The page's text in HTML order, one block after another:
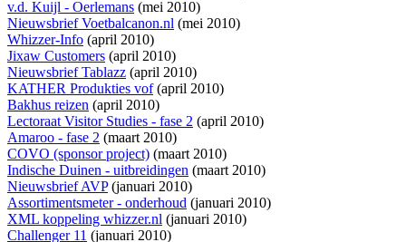
v.d. Kuijl - Oerlemans (mei 2010)
Nieuwsbrief Voetbalcanon.nl (mei 2010)
Whizzer-Info (april 2010)
Jixaw Customers (april 2010)
Nieuwsbrief Tablazz (april 2010)
KATHER Produkties vof(april 2010)
Bakhus reizen (april 2010)
Lectoraat Visitor Studies - fase 2 (april 2010)
Amaroo - fase 2 (maart 2010)
COVO (sponsor project) (maart 2010)
Indische Duinen - uitbreidingen (maart 2010)
Nieuwsbrief AVP(januari 2010)
Assortimentsmeter - onderhoud (januari 2010)
XML koppeling whizzer.nl (januari 2010)
Challenger 11 (januari 2010)